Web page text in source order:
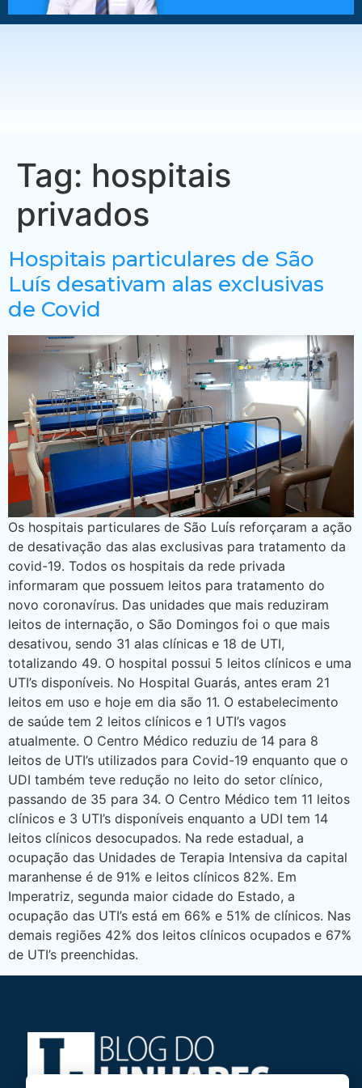
Tag: hospitais
privados
Hospitais particulares de São
Luís desativam alas exclusivas
de Covid
Os hospitais particulares de São Luís reforçaram a ação
de desativação das alas exclusivas para tratamento da
covid-19. Todos os hospitais da rede privada
informaram que possuem leitos para tratamento do
novo coronavírus. Das unidades que mais reduziram
leitos de internação, o São Domingos foi o que mais
desativou, sendo 31 alas clínicas e 18 de UTI,
totalizando 49. O hospital possui 5 leitos clínicos e uma
UTI’s disponíveis. No Hospital Guarás, antes eram 21
leitos em uso e hoje em dia são 11. O estabelecimento
de saúde tem 2 leitos clínicos e 1 UTI’s vagos
atualmente. O Centro Médico reduziu de 14 para 8
leitos de UTI’s utilizados para Covid-19 enquanto que o
UDI também teve redução no leito do setor clínico,
passando de 35 para 34. O Centro Médico tem 11 leitos
clínicos e 3 UTI’s disponíveis enquanto a UDI tem 14
leitos clínicos desocupados. Na rede estadual, a
ocupação das Unidades de Terapia Intensiva da capital
maranhense é de 91% e leitos clínicos 82%. Em
Imperatriz, segunda maior cidade do Estado, a
ocupação das UTI’s está em 66% e 51% de clínicos. Nas
demais regiões 42% dos leitos clínicos ocupados e 67%
de UTI’s preenchidas.